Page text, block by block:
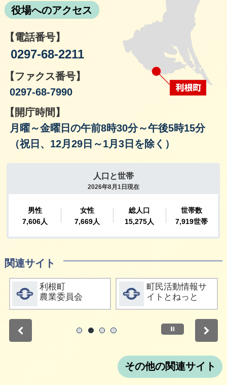
役場へのアクセス
【電話番号】
0297-68-2211
【ファクス番号】
0297-68-7990
【開庁時間】
月曜～金曜日の午前8時30分～午後5時15分
（祝日、12月29日～1月3日を除く）
関連サイト
詳細をみる
利根町
農業委員会
詳細をみる
町民活動情報サ
イトとねっと
停止
その他の関連サイト